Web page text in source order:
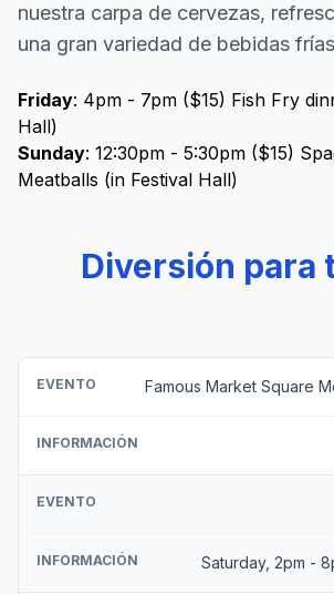
nuestra carpa de cervezas,
una gran variedad de bebidas
Friday: 4pm - 7pm ($15) Fish Fry
Hall)
Sunday: 12:30pm - 5:30pm ($15)
Meatballs (in Festival Hall)
Diversión para
EVENTO Famous Market Square
INFORMACIÓN
EVENTO
INFORMACIÓN Saturday, 2pm -